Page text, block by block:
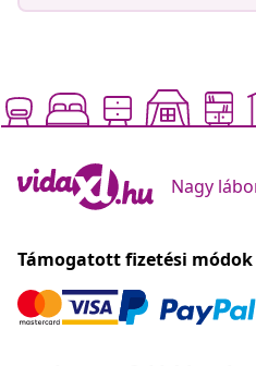
Nagy
Támogatott fizetési módok